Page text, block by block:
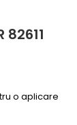
82611
o aplicare